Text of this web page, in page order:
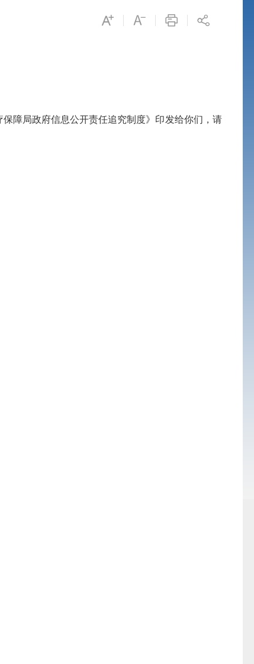
障局政府信息公开责任追究制度》印发给你们，请